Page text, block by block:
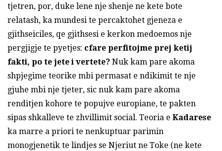
tjetren, por, duke lene nje shenje ne kete bote
relatash, ka mundesi te percaktohet gjeneza e
gjithseiciles, qe gjithsesi e kerkon medoemos nje
pergjigje te pyetjes: cfare perfitojme prej ketij
fakti, po te jete i vertete? Nuk kam pare akoma
shpjegime teorike mbi permasat e ndikimit te nje
gjuhe mbi nje tjeter, sic nuk kam pare akoma
renditjen kohore te popujve europiane, te pakten
sipas shkalleve te zhvillimit social. Teoria e Kadarese
ka marre a priori te nenkuptuar parimin
monogjenetik te lindjes se Njeriut ne Toke (ne kete